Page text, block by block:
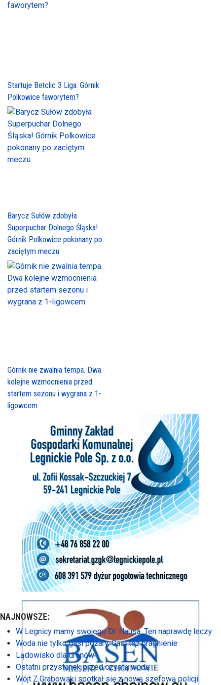
Startuje Betclic 3 Liga. Górnik
Polkowice faworytem?
Barycz Sułów zdobyła
Superpuchar Dolnego Śląska!
Górnik Polkowice pokonany po
zaciętym meczu
Górnik nie zwalnia tempa. Dwa
kolejne wzmocnienia przed
startem sezonu i wygrana z 1-
ligowcem
NAJNOWSZE:
W Legnicy mamy swojego Dr. Hausa. Ten naprawdę leczy
Woda nie tylko gasi pożary. Gasi też pragnienie
Lądowisko dla dronów
Ostatni przystanek przed czystą wodą
Wójt Z.Grabowski spotkał się z nową szefową policji.